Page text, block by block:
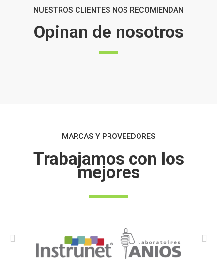
NUESTROS CLIENTES NOS RECOMIENDAN
Opinan de nosotros
MARCAS Y PROVEEDORES
Trabajamos con los
mejores